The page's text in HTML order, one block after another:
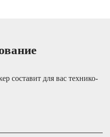
составит для вас технико-